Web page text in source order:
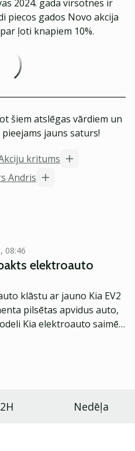
2024. gada virsotnes ir
piecos gados Novo akcija
ļoti knapiem 10%.
šiem atslēgas vārdiem un
jauns saturs!
kritums
Andris
08:46
elektroauto
klāstu ar jauno Kia EV2
pilsētas apvidus auto,
Kia elektroauto saimē
Nedēļa